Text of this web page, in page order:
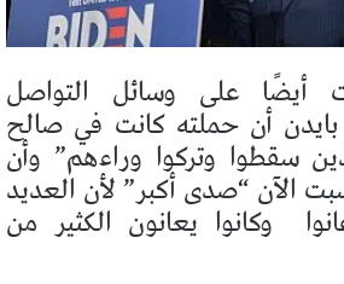
أيضًا على وسائل التواصل
بايدن أن حملته كانت في صالح
سقطوا وتركوا وراءهم” وأن
الآن “صدى أكبر” لأن العديد
وكانوا يعانون الكثير من